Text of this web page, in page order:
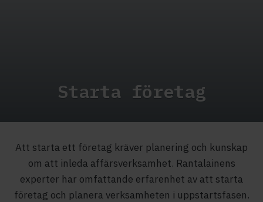
Starta företag
Att starta ett företag kräver planering och kunskap
om att inleda affärsverksamhet. Rantalainens
experter har omfattande erfarenhet av att starta
företag och planera verksamheten i uppstartsfasen.